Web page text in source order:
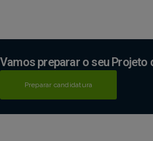
Vamos preparar o seu Projeto
Preparar candidatura